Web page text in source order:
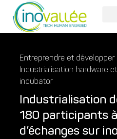
Entreprendre et
Industrialisation hardware
incubator
Industrialisation
180 participants
d’échanges sur